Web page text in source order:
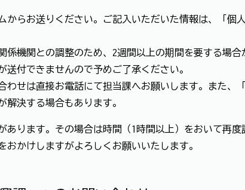
からお送りください。ご記入いただいた情報は、「個
係機関との調整のため、2週間以上の期間を要する場
付できませんので予めご了承ください。
わせは直接お電話にて担当課へお願いします。また、
解決する場合もあります。
ります。その場合は時間（1時間以上）をおいて再
かけしますがよろしくお願いいたします。